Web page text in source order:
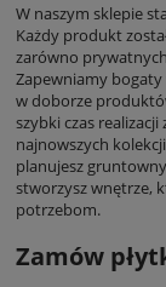
W naszym sklepie
Każdy produkt
zarówno
Zapewniamy
w doborze
szybki czas
najnowszych
planujesz
stworzysz wnętrze,
potrzebom.
Zamów